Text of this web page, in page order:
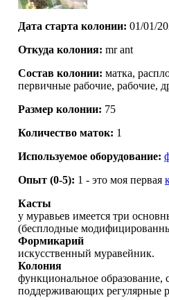
Дата старта кoлонии: 01/01/
Откуда кoлония: mr ant
Состав кoлонии: матка,
первичные рабочие, рабочие,
Размер кoлонии: 75
Количество маток: 1
Используемое оборудование:
Опыт (0-5): 1 - это моя первая
Касты
у муравьев имеется три
(бесплодные
Формикарий
искусственный муравейник.
Колония
функциональное образование,
поддерживающих регулярные